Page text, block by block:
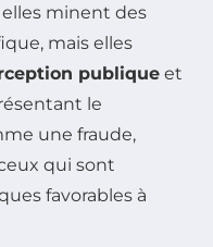
minent des
mais elles
publique et
le
une fraude,
qui sont
favorables à